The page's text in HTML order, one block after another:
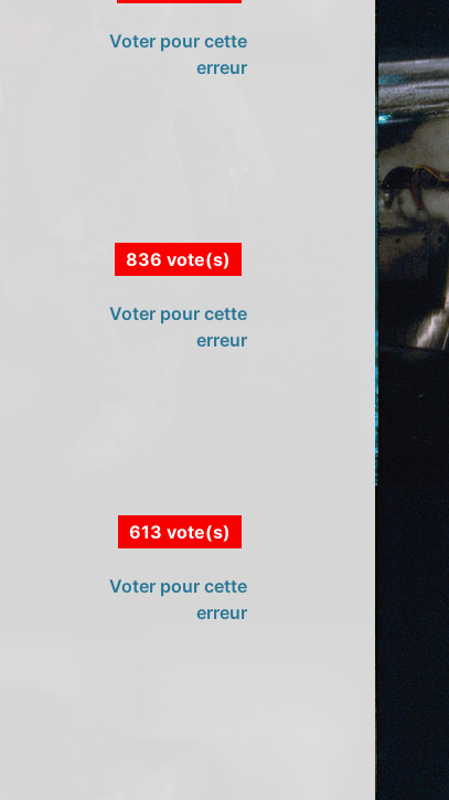
Voter pour cette
erreur
836 vote(s)
Voter pour cette
erreur
613 vote(s)
Voter pour cette
erreur